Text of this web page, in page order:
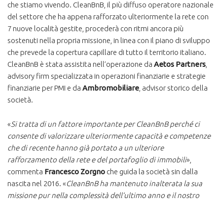
che stiamo vivendo. CleanBnB, il più diffuso operatore nazionale
del settore che ha appena rafforzato ulteriormente la rete con
7 nuove località gestite, procederà con ritmi ancora più
sostenuti nella propria missione, in linea con il piano di sviluppo
che prevede la copertura capillare di tutto il territorio italiano.
CleanBnB è stata assistita nell’operazione da Aetos Partners
advisory firm specializzata in operazioni finanziarie e strategie
finanziarie per PMI e da Ambromobiliare , advisor storico della
società.
«Si tratta di un fattore importante per CleanBnB perché ci
consente di valorizzare ulteriormente capacità e competenze
che di recente hanno già portato a un ulteriore
rafforzamento della rete e del portafoglio di immobili»,
commenta Francesco Zorgno che guida la società sin dalla
nascita nel 2016. «CleanBnB ha mantenuto inalterata la sua
missione pur nella complessità dell’ultimo anno e il nostro